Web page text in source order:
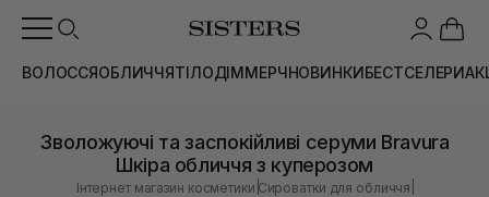
ВОЛОССЯОБЛИЧЧЯТІЛОДІММЕРЧНОВИНКИБЕСТСЕЛЕРИ
Зволожуючі та заспокійливі серуми Bravura
Шкіра обличчя з куперозом
Інтернет магазин косметики |Сироватки для обличчя